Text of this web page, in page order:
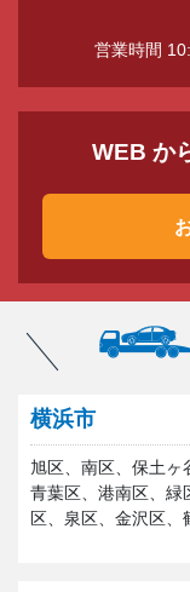
営業時間
WEB か
横浜市
旭区、南区、保土ヶ
青葉区、港南区、緑
区、泉区、金沢区、